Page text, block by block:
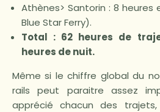
Athènes> Santorin : 8
Blue Star Ferry).
Total : 62 heures de
heures de nuit.
Même si le chiffre global du
rails peut paraitre assez
apprécié chacun des